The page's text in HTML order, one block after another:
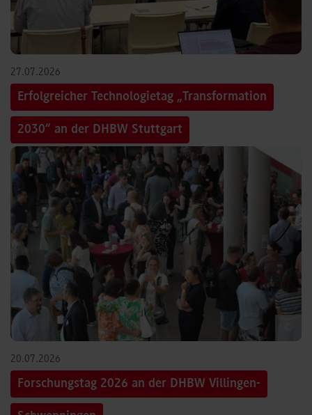
27.07.2026
Erfolgreicher Technologietag „Transformation
2030“ an der DHBW Stuttgart
20.07.2026
Forschungstag 2026 an der DHBW Villingen-